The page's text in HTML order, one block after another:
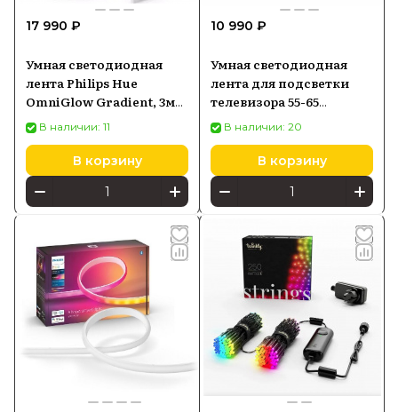
17 990 ₽
Умная светодиодная
лента Philips Hue
OmniGlow Gradient, 3м
(929004608001)
В наличии: 11
В корзину
10 990 ₽
Умная светодиодная
лента для подсветки
телевизора 55-65
дюймов Govee WiFi RGB
Smart TV LED
В наличии: 20
В корзину